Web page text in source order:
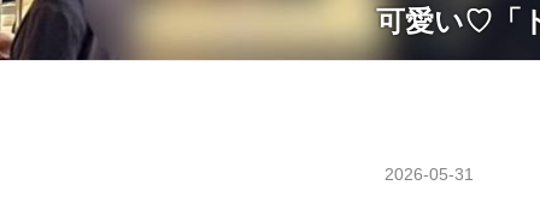
可愛い♡「
2026-05-31